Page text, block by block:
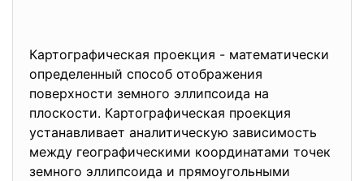
Картографическая проекция - математически
определенный способ отображения
поверхности земного эллипсоида на
плоскости. Картографическая проекция
устанавливает аналитическую зависимость
между географическими координатами точек
земного эллипсоида и прямоугольными